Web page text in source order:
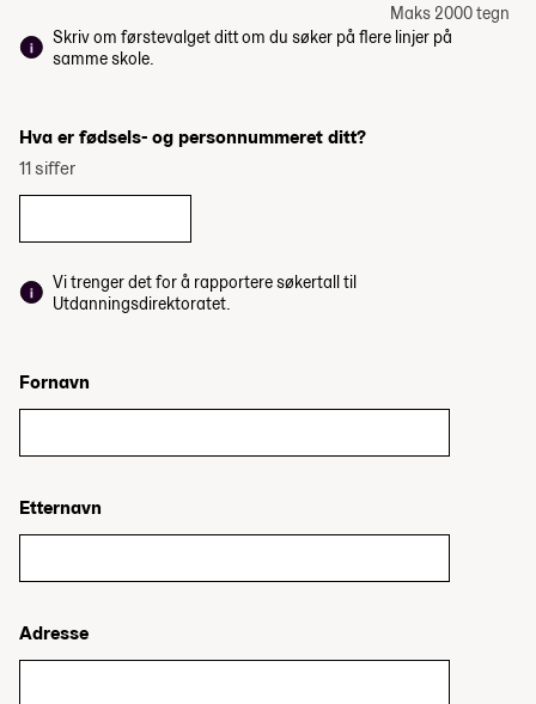
Maks 2000 tegn
Skriv om førstevalget ditt om du søker på flere linjer på
samme skole.
Hva er fødsels- og personnummeret ditt?
11 siffer
Vi trenger det for å rapportere søkertall til
Utdanningsdirektoratet.
Fornavn
Etternavn
Adresse